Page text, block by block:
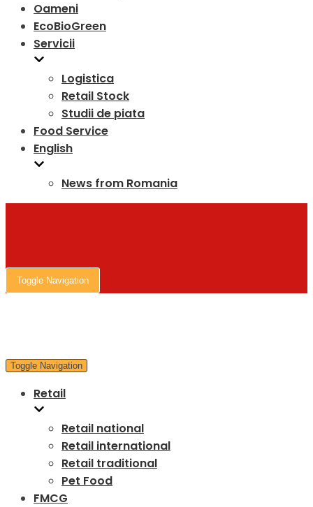
Oameni
EcoBioGreen
Servicii
Logistica
Retail Stock
Studii de piata
Food Service
English
News from Romania
Toggle Navigation
Toggle Navigation
Retail
Retail national
Retail international
Retail traditional
Pet Food
FMCG